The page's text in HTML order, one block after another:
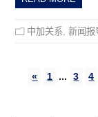
中加关系 ,新闻报
« 1 ... 3 4